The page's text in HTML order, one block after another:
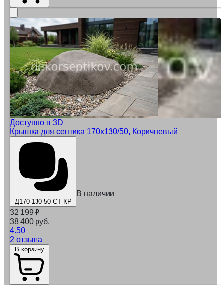
Доступно в 3D
Крышка для септика 170х130/50, Коричневый
Д170-130-50-СТ-КР
В наличии
32 199 ₽
38 400 руб.
4.50
2 отзыва